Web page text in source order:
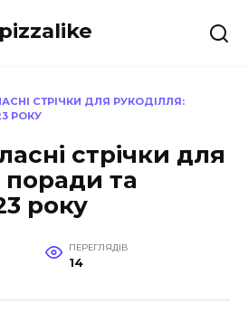
pizzalike
СТРІЧКИ ДЛЯ РУКОДІЛЛЯ:
РОКУ
стрічки для
поради та
року
ПЕРЕГЛЯДІВ
14